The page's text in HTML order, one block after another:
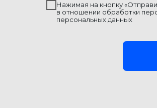
Нажимая на кнопку
в отношении обработки
персональных данных